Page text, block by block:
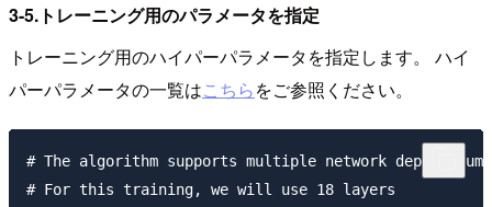
3-5.トレーニング用のパラメータを指定
トレーニング用のハイパーパラメータを指定します。 ハイ
パーパラメータの一覧はこちらをご参照ください。
# The algorithm supports multiple network depth
# For this training, we will use 18 layers